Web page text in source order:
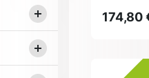
174,80